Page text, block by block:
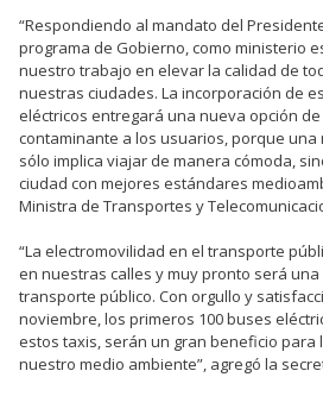
“Respondiendo al mandato del
programa de Gobierno, como ministerio
nuestro trabajo en elevar la calidad de
nuestras ciudades. La incorporación de
eléctricos entregará una nueva opción
contaminante a los usuarios, porque una
sólo implica viajar de manera cómoda,
ciudad con mejores estándares
Ministra de Transportes y
“La electromovilidad en el transporte
en nuestras calles y muy pronto será
transporte público. Con orgullo y
noviembre, los primeros 100 buses
estos taxis, serán un gran beneficio para
nuestro medio ambiente”, agregó la